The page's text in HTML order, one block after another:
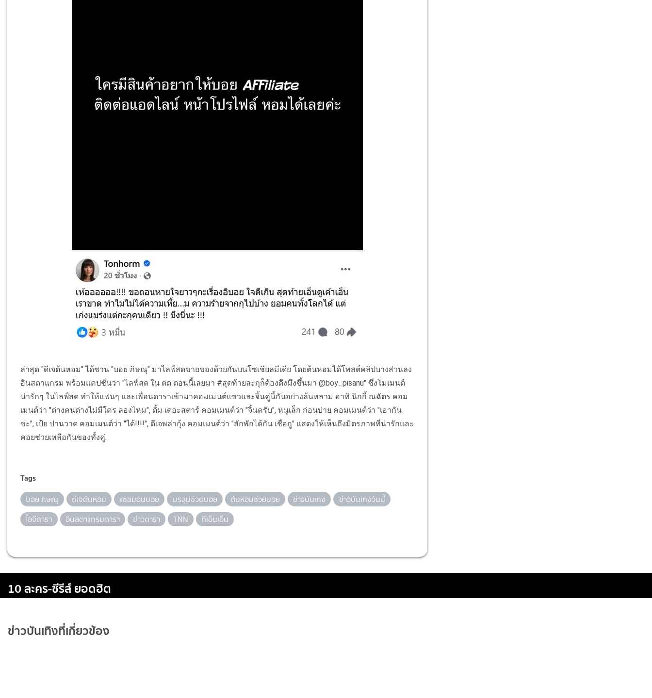
ล่าสุด "ดีเจต้นหอม" ได้ชวน "บอย ภิษณุ" มาไลฟ์สดขายของด้วยกันบนโซเชียลมีเดีย โดยต้นหอมได้โพสต์คลิปบางส่วนลง
อินสตาแกรม พร้อมแคปชั่นว่า "ไลฟ์สด ใน ตต ตอนนี้เลยมา #สุดท้ายละกุก็ต้องดึงมึงขึ้นมา @boy_pisanu" ซึ่งโมเมนต์
น่ารักๆ ในไลฟ์สด ทำให้แฟนๆ และเพื่อนดาราเข้ามาคอมเมนต์แซวและจิ้นคู่นี้กันอย่างล้นหลาม อาทิ นิกกี้ ณฉัตร คอม
เมนต์ว่า "ต่างคนต่างไม่มีใคร ลองไหม", ตั้ม เดอะสตาร์ คอมเมนต์ว่า "จิ้นครับ", หนูเล็ก ก่อนบ่าย คอมเมนต์ว่า "เอากัน
ซะ", เป้ย ปานวาด คอมเมนต์ว่า "ได้!!!!", ดีเจพล่ากุ้ง คอมเมนต์ว่า "สักพักได้กัน เชื่อกู" แสดงให้เห็นถึงมิตรภาพที่น่ารักและ
คอยช่วยเหลือกันของทั้งคู่.
Tags
บอย ภิษณุ ดีเจต้นหอม แซลมอนบอย มรสุมชีวิตบอย ต้นหอมช่วยบอย ข่าวบันเทิง
ข่าวบันเทิงวันนี้
ไอจีดารา
อินสตาแกรมดารา ข่าวดารา TNN ทีเอ็นเอ็น
10 ละคร-ซีรีส์ ยอดฮิต
ข่าวบันเทิงที่เกี่ยวข้อง